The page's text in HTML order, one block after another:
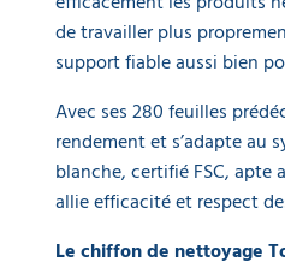
de travailler plus
support fiable aussi bien
Avec ses 280 feuilles
rendement et s’adapte au
blanche, certifié FSC,
allie efficacité et respect
Le chiffon de nettoyage